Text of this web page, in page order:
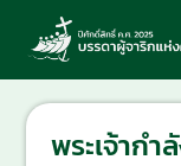
พระเจ้ากำ